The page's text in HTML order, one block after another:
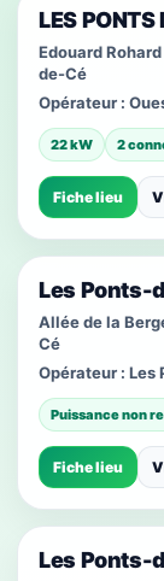
LES
Edouard
de-Cé
Opérateur :
22 kW 2
Fiche lieu
Les Ponts-
Allée de la
Cé
Opérateur : Les
Puissance non
Fiche lieu
Les Ponts-